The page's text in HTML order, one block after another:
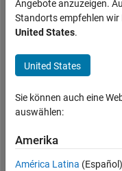
Aktiv
seit
Followers:
Following:
Angebote anzuzeigen.
Standorts empfehlen wir
United States.
United States
Sie können auch eine
auswählen:
Amerika
América Latina (Español)